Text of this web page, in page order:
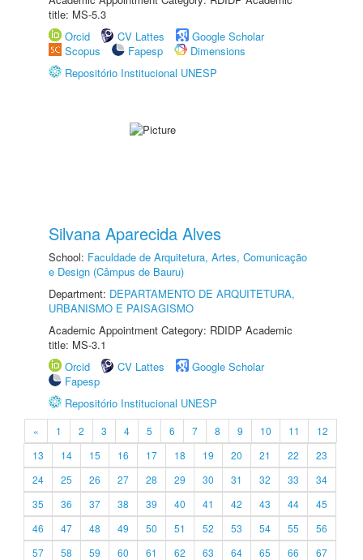
title: MS-5.3
Orcid
CV Lattes
Google Scholar
Scopus
Fapesp
Dimensions
Repositório Institucional UNESP
Silvana Aparecida Alves
School: Faculdade de Arquitetura, Artes, Comunicação
e Design (Câmpus de Bauru)
Department: DEPARTAMENTO DE ARQUITETURA,
URBANISMO E PAISAGISMO
Academic Appointment Category: RDIDP Academic
title: MS-3.1
Orcid
CV Lattes
Google Scholar
Fapesp
Repositório Institucional UNESP
« 1 2 3 4 5 6 7 8 9 10 11
12
13
14 15 16 17 18 19 20 21 22
23
24
25 26 27 28 29 30 31 32 33
34
35
36 37 38 39 40 41 42 43 44
45
46
47 48 49 50 51 52 53 54 55
56
57
58 59 60 61 62 63 64 65 66
67